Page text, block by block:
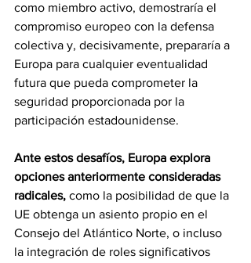
como miembro activo, demostraría el
compromiso europeo con la defensa
colectiva y, decisivamente, prepararía a
Europa para cualquier eventualidad
futura que pueda comprometer la
seguridad proporcionada por la
participación estadounidense.
Ante estos desafíos, Europa explora
opciones anteriormente consideradas
radicales, como la posibilidad de que la
UE obtenga un asiento propio en el
Consejo del Atlántico Norte, o incluso
la integración de roles significativos